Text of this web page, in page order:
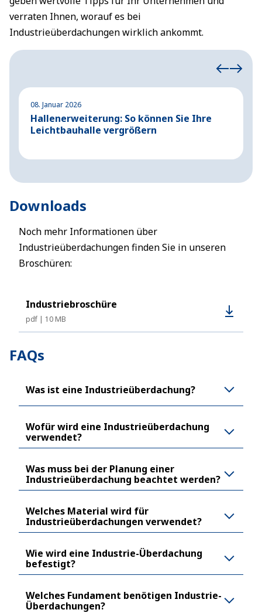
verraten Ihnen, worauf es bei
Industrieüberdachungen wirklich ankommt.
08. Januar 2026
Hallenerweiterung: So können Sie Ihre
Leichtbauhalle vergrößern
Downloads
Noch mehr Informationen über
Industrieüberdachungen finden Sie in unseren
Broschüren:
Industriebroschüre
pdf 10 MB
FAQs
Was ist eine Industrieüberdachung?
Wofür wird eine Industrieüberdachung
verwendet?
Was muss bei der Planung einer
Industrieüberdachung beachtet werden?
Welches Material wird für
Industrieüberdachungen verwendet?
Wie wird eine Industrie-Überdachung
befestigt?
Welches Fundament benötigen Industrie-
Überdachungen?